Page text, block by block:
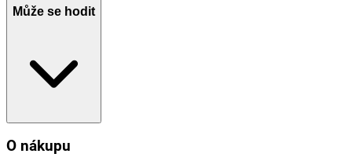
Může se hodit
O nákupu